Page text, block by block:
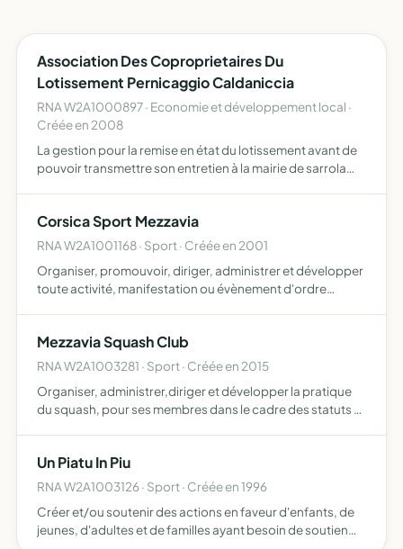
Association Des Coproprietaires Du
Lotissement Pernicaggio Caldaniccia
RNA W2A1000897 · Economie et développement local ·
Créée en 2008
La gestion pour la remise en état du lotissement avant de
pouvoir transmettre son entretien à la mairie de sarrola
Corsica Sport Mezzavia
RNA W2A1001168 · Sport · Créée en 2001
Organiser, promouvoir, diriger, administrer et développer
toute activité, manifestation ou évènement d'ordre
Mezzavia Squash Club
RNA W2A1003281 · Sport · Créée en 2015
Organiser, administrer,diriger et développer la pratique
du squash, pour ses membres dans le cadre des statuts et
Un Piatu In Piu
RNA W2A1003126 · Sport · Créée en 1996
Créer et/ou soutenir des actions en faveur d'enfants, de
jeunes, d'adultes et de familles ayant besoin de soutien